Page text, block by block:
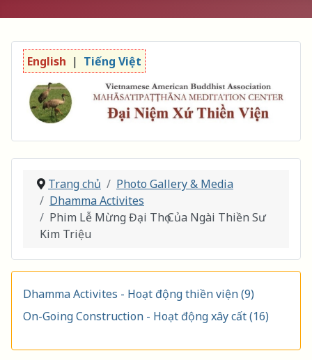
English | Tiếng Việt
Trang chủ
Photo Gallery & Media
Dhamma Activites
Phim Lễ Mừng Đại Thọ Của Ngài Thiền Sư
Kim Triệu
Dhamma Activites - Hoạt động thiền viện (9)
On-Going Construction - Hoạt động xây cất (16)